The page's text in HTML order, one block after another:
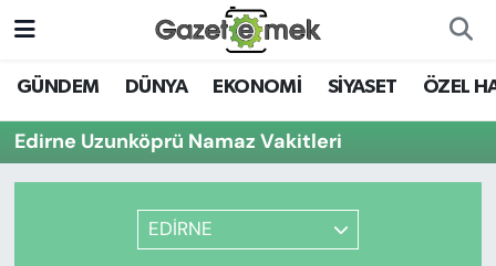
GÜNDEM DÜNYA EKONOMİ SİYASET ÖZEL
Edirne Uzunköprü Namaz Vakitleri
EDİRNE
DÜNYA
EKONOMİ
YENİ MEDYADA EMEK
Nöbetçi Eczaneler
Hava Durumu
Trafik Durumu